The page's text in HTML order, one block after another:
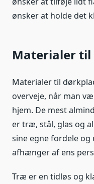
ønsker at holde det
Materialer
Materialer til
overveje, når man
hjem. De mest
er træ, stål, glas og
sine egne fordele og
afhænger af ens
Træ er en tidløs og